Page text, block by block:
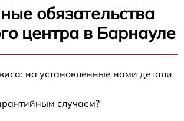
обязательства
центра в Барнауле
на установленные нами детали
случаем?